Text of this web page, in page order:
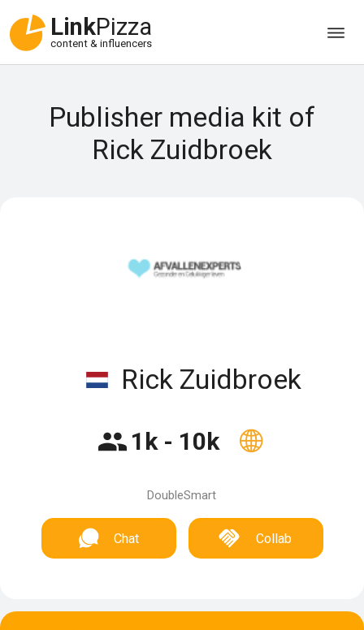
LinkPizza
content & influencers
Publisher media kit of
Rick Zuidbroek
Rick Zuidbroek
1k - 10k
DoubleSmart
Chat Collab